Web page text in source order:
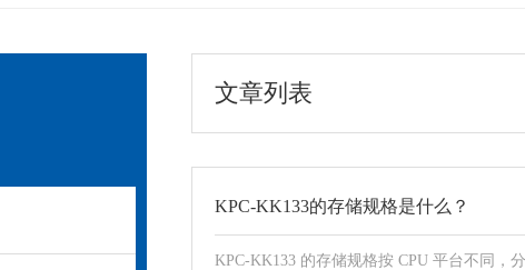
文章列表
KPC-KK133的存储规格是什么？
KPC‑KK133 的存储规格按 CPU 平台不同，